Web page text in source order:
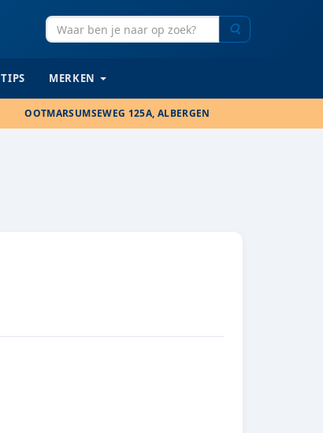
TIPS MERKEN
OOTMARSUMSEWEG 125A, ALBERGEN